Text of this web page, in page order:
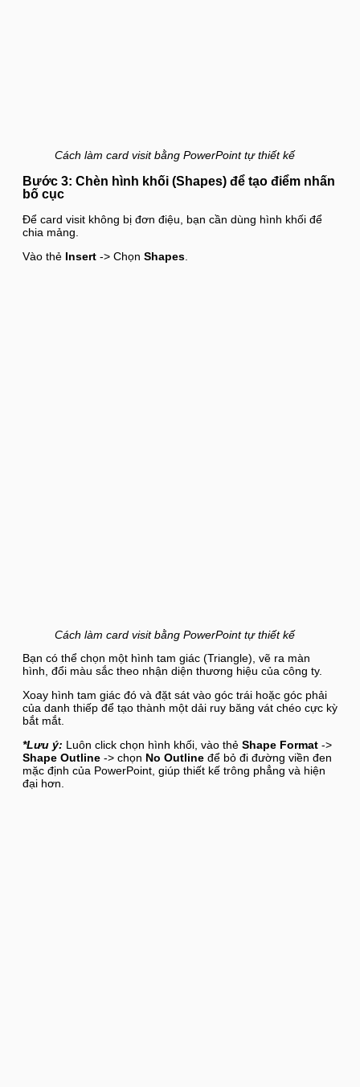
Cách làm card visit bằng PowerPoint tự thiết kế
Bước 3: Chèn hình khối (Shapes) để tạo điểm nhấn
bố cục
Để card visit không bị đơn điệu, bạn cần dùng hình khối để
chia mảng.
Vào thẻ Insert -> Chọn Shapes
Cách làm card visit bằng PowerPoint tự thiết kế
Bạn có thể chọn một hình tam giác (Triangle), vẽ ra màn
hình, đổi màu sắc theo nhận diện thương hiệu của công ty.
Xoay hình tam giác đó và đặt sát vào góc trái hoặc góc phải
của danh thiếp để tạo thành một dải ruy băng vát chéo cực kỳ
bắt mắt.
*Lưu ý: Luôn click chọn hình khối, vào thẻ Shape Format ->
Shape Outline -> chọn No Outline để bỏ đi đường viền đen
mặc định của PowerPoint, giúp thiết kế trông phẳng và hiện
đại hơn.